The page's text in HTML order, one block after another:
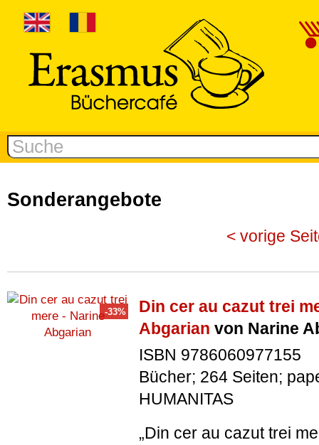
Sonderangebote
< vorige
Din cer au cazut trei
Abgarian von Narine
ISBN 9786060977155
Bücher; 264 Seiten;
HUMANITAS
„Din cer au cazut trei